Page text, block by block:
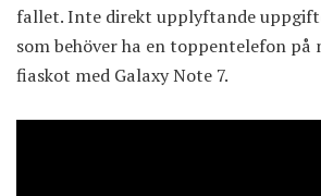
fallet. Inte direkt upplyftande
som behöver ha en toppentelefon
fiaskot med Galaxy Note 7.